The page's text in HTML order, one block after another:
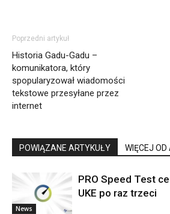
Poprzedni artykuł
Historia Gadu-Gadu –
komunikatora, który
spopularyzował wiadomości
tekstowe przesyłane przez
internet
POWIĄZANE ARTYKUŁY WIĘCEJ
News
PRO Speed Test
UKE po raz trzeci